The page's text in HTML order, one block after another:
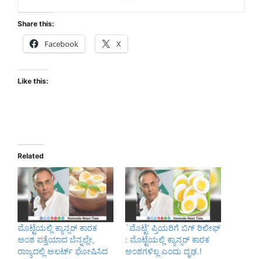
Share this:
Facebook X
Like this:
Related
ಮೊಟ್ಟೆಯಲ್ಲಿ ಕ್ಯಾನ್ಸರ್ ಕಾರಕ
ಅಂಶ ಪತ್ತೆಯಾದ ಬೆನ್ನಲ್ಲೇ,
ರಾಜ್ಯದಲ್ಲಿ ಅಲರ್ಟ್ ಘೋಷಿಸಿದ
`ಮೊಟ್ಟೆ’ ಪ್ರಿಯರಿಗೆ ಬಿಗ್ ರಿಲೀಫ್
: ಮೊಟ್ಟೆಯಲ್ಲಿ ಕ್ಯಾನ್ಸರ್ ಕಾರಕ
ಅಂಶಗಳಿಲ್ಲ ಎಂದು ದೃಢ.!